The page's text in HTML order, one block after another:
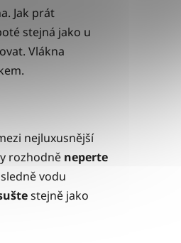
Jak prát
stejná jako u
Vlákna
nejluxusnější
rozhodně neperte
vodu
stejně jako